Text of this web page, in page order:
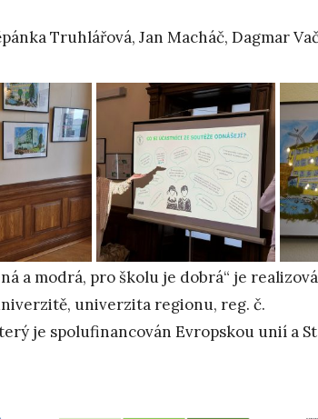
Truhlářová, Jan Macháč, Dagmar
a modrá, pro školu je dobrá“ je
univerzita regionu, reg. č.
je spolufinancován Evropskou unií a